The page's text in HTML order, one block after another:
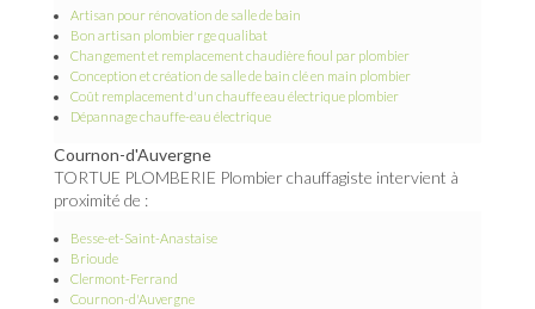
Artisan pour rénovation de salle de bain
Bon artisan plombier rge qualibat
Changement et remplacement chaudière fioul par plombier
Conception et création de salle de bain clé en main plombier
Coût remplacement d'un chauffe eau électrique plombier
Dépannage chauffe-eau électrique
Cournon-d'Auvergne
TORTUE PLOMBERIE Plombier chauffagiste intervient à
proximité de :
Besse-et-Saint-Anastaise
Brioude
Clermont-Ferrand
Cournon-d'Auvergne